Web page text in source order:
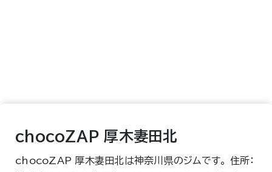
chocoZAP 厚木妻田北
chocoZAP 厚木妻田北は神奈川県のジムです。 住所：